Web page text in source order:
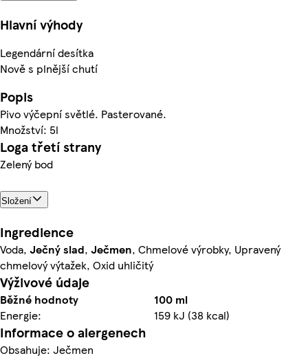
Hlavní výhody
Legendární desítka
Nově s plnější chutí
Popis
Pivo výčepní světlé. Pasterované.
Množství: 5l
Loga třetí strany
Zelený bod
Složení
Ingredience
Voda, Ječnýslad, Ječmen, Chmelové výrobky, Upravený
chmelový výtažek, Oxid uhličitý
Výživové údaje
Běžné hodnoty
100 ml
Energie:
159 kJ (38 kcal)
Informace o alergenech
Obsahuje: Ječmen